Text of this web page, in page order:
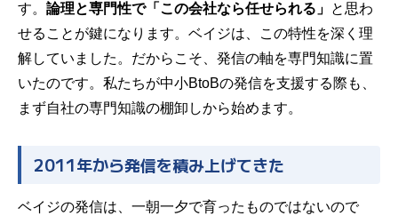
す。 論理と専門性で「この会社なら任せられる」 と思わ
せることが鍵になります。ベイジは、この特性を深く理
解していました。だからこそ、発信の軸を専門知識に置
いたのです。私たちが中小BtoBの発信を支援する際も、
まず自社の専門知識の棚卸しから始めます。
2011年から発信を積み上げてきた
ベイジの発信は、一朝一夕で育ったものではないので